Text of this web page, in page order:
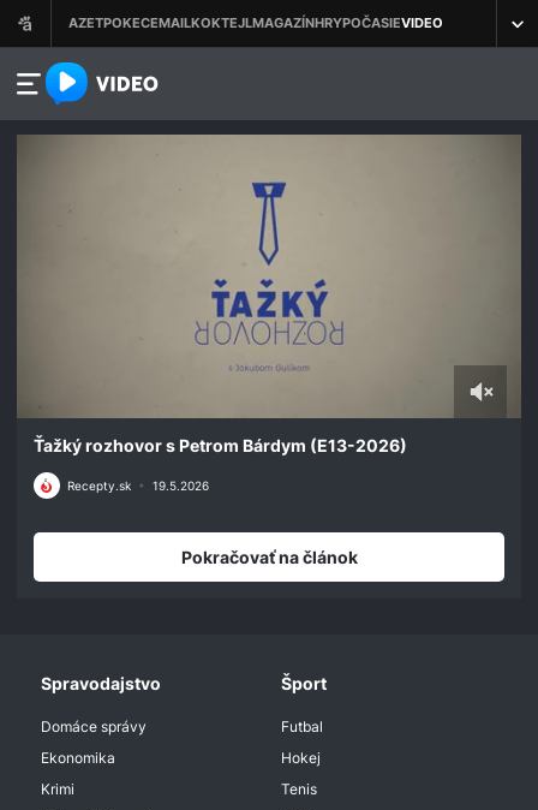
azet.video.sk
seconds
27
minutes,
seconds
Ťažký rozhovor s Petrom Bárdym (E13-2026)
Recepty.sk • 19.5.2026
Pokračovať na článok
Spravodajstvo
Domáce správy
Ekonomika
Krimi
Šport
Futbal
Hokej
Tenis